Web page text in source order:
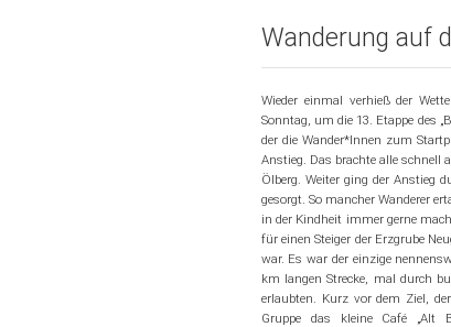
Turnen,
Cali -
Outdoor
Wanderung auf
Wieder einmal verhieß der
Sonntag, um die 13. Etappe des
der die Wander*Innen zum
Anstieg. Das brachte alle schnell
Ölberg. Weiter ging der Anstieg
gesorgt. So mancher Wanderer
in der Kindheit immer gerne
für einen Steiger der Erzgrube
war. Es war der einzige
km langen Strecke, mal durch
erlaubten. Kurz vor dem Ziel,
Gruppe das kleine Café „Alt